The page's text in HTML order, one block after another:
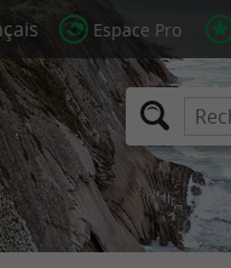
Espace Pro